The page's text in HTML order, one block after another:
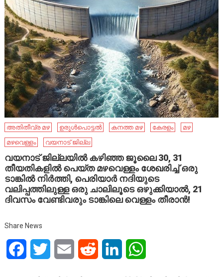
അതിതീവ്ര മഴ ഉരുൾപൊട്ടൽ കനത്ത മഴ കേരളം
മഴ
മഴവെള്ളം
വയനാട് ജില്ല
വയനാട് ജില്ലയിൽ കഴിഞ്ഞ ജൂലൈ 30, 31
തീയതികളിൽ പെയ്ത മഴവെള്ളം ശേഖരിച്ച് ഒരു
ടാങ്കിൽ നിർത്തി, പെരിയാർ നദിയുടെ
വലിപ്പത്തിലുള്ള ഒരു ചാലിലൂടെ ഒഴുക്കിയാൽ, 21
ദിവസം വേണ്ടിവരും ടാങ്കിലെ വെള്ളം തീരാൻ!
Share News
FacebookTwitter Email Reddit LinkedIn